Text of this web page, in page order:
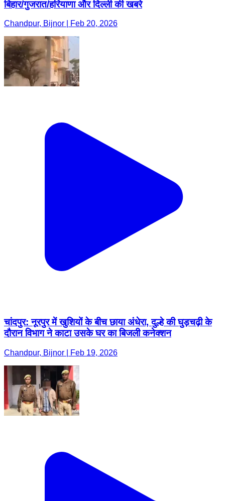
बिहार/गुजरात/हरियाणा और दिल्ली की खबरे
Chandpur, Bijnor | Feb 20, 2026
चांदपुर: नूरपुर में खुशियों के बीच छाया अंधेरा, दुल्हे की घुड़चढ़ी के
दौरान विभाग ने काटा उसके घर का बिजली कनेक्शन
Chandpur, Bijnor | Feb 19, 2026